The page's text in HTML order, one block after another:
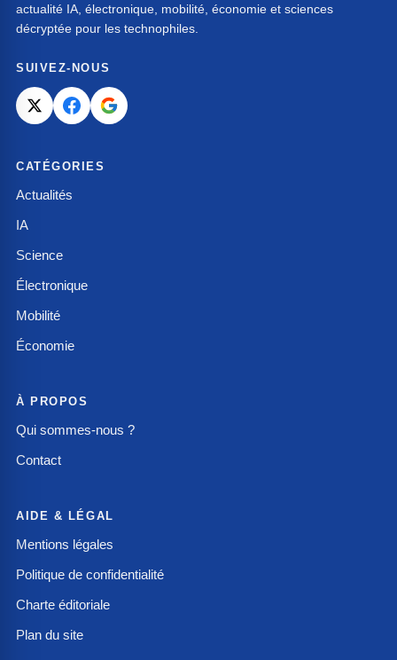
actualité IA, électronique, mobilité, économie et sciences
décryptée pour les technophiles.
SUIVEZ-NOUS
CATÉGORIES
Actualités
IA
Science
Électronique
Mobilité
Économie
À PROPOS
Qui sommes-nous ?
Contact
AIDE & LÉGAL
Mentions légales
Politique de confidentialité
Charte éditoriale
Plan du site